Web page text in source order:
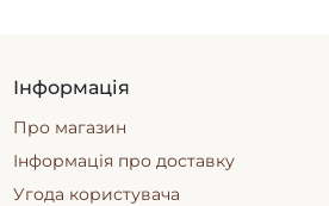
Інформація
Про магазин
Інформація про доставку
Угода користувача